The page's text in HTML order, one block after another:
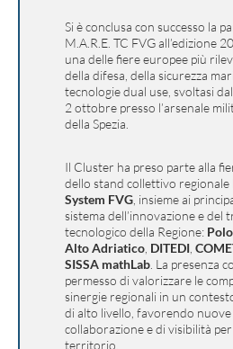
Si è conclusa con successo la
M.A.R.E. TC FVG all’edizione
una delle fiere europee più
della difesa, della sicurezza
tecnologie dual use, svoltasi
2 ottobre presso l’arsenale
della Spezia.
Il Cluster ha preso parte alla
dello stand collettivo regionale
System FVG , insieme ai
sistema dell’innovazione e del
tecnologico della Regione:
Alto Adriatico DITEDI
SISSA mathLab . La presenza
permesso di valorizzare le
sinergie regionali in un
di alto livello, favorendo
collaborazione e di visibilità
territorio.